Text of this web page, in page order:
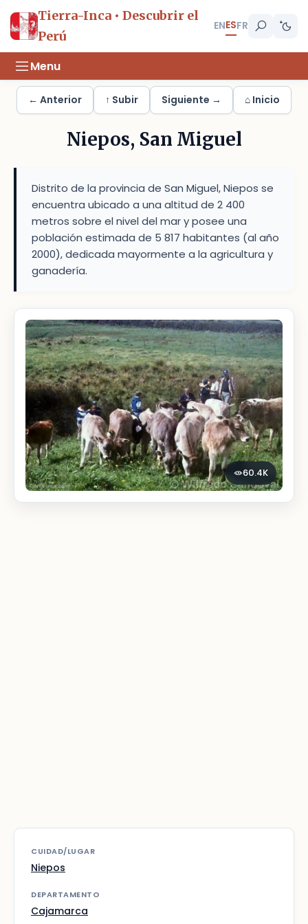
Tierra-Inca • Descubrir el
Perú
ENESFR
Menu
← Anterior ↑ Subir Siguiente → ⌂ Inicio
Niepos, San Miguel
Distrito de la provincia de San Miguel, Niepos se
encuentra ubicado a una altitud de 2 400
metros sobre el nivel del mar y posee una
población estimada de 5 817 habitantes (al año
2000), dedicada mayormente a la agricultura y
ganadería.
60.4K
CUIDAD/LUGAR
Niepos
DEPARTAMENTO
Cajamarca